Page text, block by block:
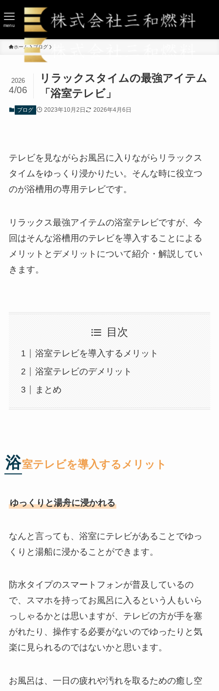
menu
ホーム ブログ
リラックスタイムの最強アイテム
「浴室テレビ」
2026
4/06
ブログ 2023年10月2日 2026年4月6日
テレビを見ながらお風呂に入りながらリラックス
タイムをゆっくり浸かりたい。そんな時に役立つ
のが浴槽用の専用テレビです。
リラックス最強アイテムの浴室テレビですが、今
回はそんな浴槽用のテレビを導入することによる
メリットとデメリットについて紹介・解説してい
きます。
目次
浴室テレビを導入するメリット
浴室テレビのデメリット
まとめ
浴室テレビを導入するメリット
ゆっくりと湯舟に浸かれる
なんと言っても、浴室にテレビがあることでゆっ
くりと湯船に浸かることができます。
防水タイプのスマートフォンが普及しているの
で、スマホを持ってお風呂に入るという人もいら
っしゃるかとは思いますが、テレビの方が手を塞
がれたり、操作する必要がないのでゆったりと気
楽に見られるのではないかと思います。
お風呂は、一日の疲れや汚れを取るための癒し空